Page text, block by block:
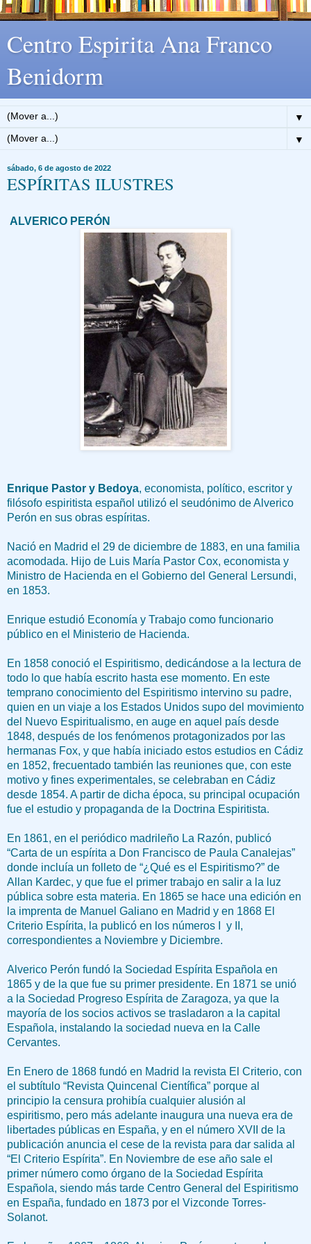
Centro Espirita Ana Franco
Benidorm
▼
▼
sábado, 6 de agosto de 2022
ESPÍRITAS ILUSTRES
ALVERICO PERÓN
Enrique Pastor y Bedoya, economista, político, escritor y
filósofo espiritista español utilizó el seudónimo de Alverico
Perón en sus obras espíritas.
Nació en Madrid el 29 de diciembre de 1883, en una familia
acomodada. Hijo de Luis María Pastor Cox, economista y
Ministro de Hacienda en el Gobierno del General Lersundi,
en 1853.
Enrique estudió Economía y Trabajo como funcionario
público en el Ministerio de Hacienda.
En 1858 conoció el Espiritismo, dedicándose a la lectura de
todo lo que había escrito hasta ese momento. En este
temprano conocimiento del Espiritismo intervino su padre,
quien en un viaje a los Estados Unidos supo del movimiento
del Nuevo Espiritualismo, en auge en aquel país desde
1848, después de los fenómenos protagonizados por las
hermanas Fox, y que había iniciado estos estudios en Cádiz
en 1852, frecuentado también las reuniones que, con este
motivo y fines experimentales, se celebraban en Cádiz
desde 1854. A partir de dicha época, su principal ocupación
fue el estudio y propaganda de la Doctrina Espiritista.
En 1861, en el periódico madrileño La Razón, publicó
“Carta de un espírita a Don Francisco de Paula Canalejas”
donde incluía un folleto de “¿Qué es el Espiritismo?” de
Allan Kardec, y que fue el primer trabajo en salir a la luz
pública sobre esta materia. En 1865 se hace una edición en
la imprenta de Manuel Galiano en Madrid y en 1868 El
Criterio Espírita, la publicó en los números I y II,
correspondientes a Noviembre y Diciembre.
Alverico Perón fundó la Sociedad Espírita Española en
1865 y de la que fue su primer presidente. En 1871 se unió
a la Sociedad Progreso Espírita de Zaragoza, ya que la
mayoría de los socios activos se trasladaron a la capital
Española, instalando la sociedad nueva en la Calle
Cervantes.
En Enero de 1868 fundó en Madrid la revista El Criterio, con
el subtítulo “Revista Quincenal Científica” porque al
principio la censura prohibía cualquier alusión al
espiritismo, pero más adelante inaugura una nueva era de
libertades públicas en España, y en el número XVII de la
publicación anuncia el cese de la revista para dar salida al
“El Criterio Espírita”. En Noviembre de ese año sale el
primer número como órgano de la Sociedad Espírita
Española, siendo más tarde Centro General del Espiritismo
en España, fundado en 1873 por el Vizconde Torres-
Solanot.